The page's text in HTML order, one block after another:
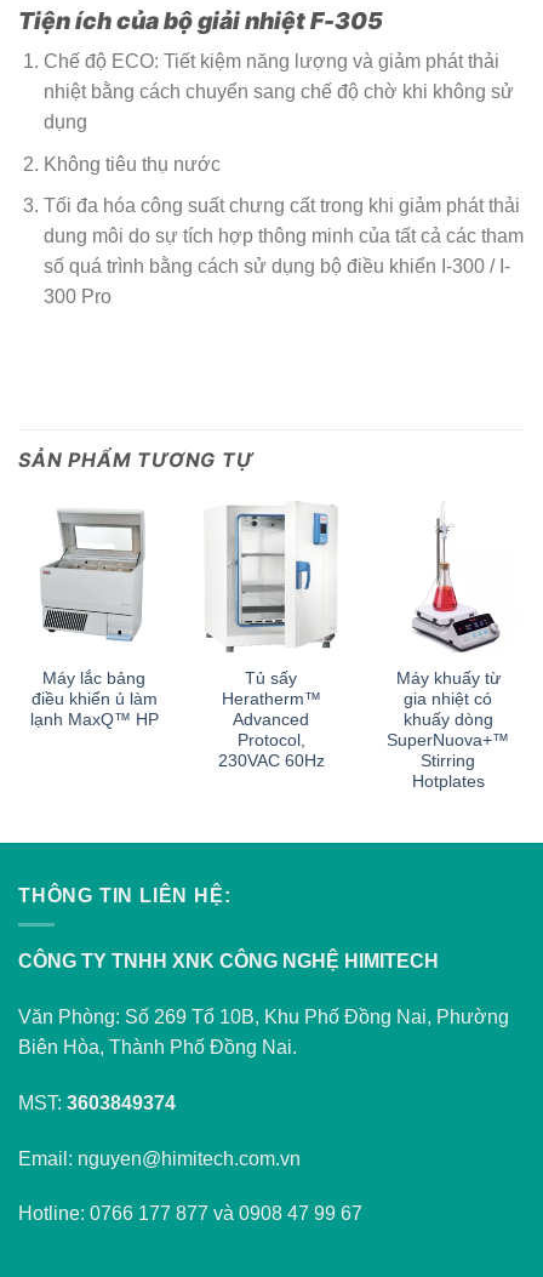
Tiện ích của bộ giải nhiệt F-305
Chế độ ECO: Tiết kiệm năng lượng và giảm phát thải
nhiệt bằng cách chuyển sang chế độ chờ khi không sử
dụng
Không tiêu thụ nước
Tối đa hóa công suất chưng cất trong khi giảm phát thải
dung môi do sự tích hợp thông minh của tất cả các tham
số quá trình bằng cách sử dụng bộ điều khiển I-300 / I-
300 Pro
SẢN PHẨM TƯƠNG TỰ
Máy lắc bảng
điều khiển ủ làm
lạnh MaxQ™ HP
Tủ sấy
Heratherm™
Advanced
Protocol,
230VAC 60Hz
Máy khuấy từ
gia nhiệt có
khuấy dòng
SuperNuova+™
Stirring
Hotplates
THÔNG TIN LIÊN HỆ:
CÔNG TY TNHH XNK CÔNG NGHỆ HIMITECH
Văn Phòng: Số 269 Tổ 10B, Khu Phố Đồng Nai, Phường
Biên Hòa, Thành Phố Đồng Nai.
MST: 3603849374
Email: nguyen@himitech.com.vn
Hotline: 0766 177 877 và 0908 47 99 67